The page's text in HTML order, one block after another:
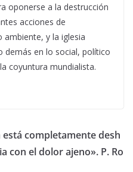
oponerse a la destrucción
acciones de
ambiente, y la iglesia
demás en lo social, político
coyuntura mundialista.
completamente desh
con el dolor ajeno». P. Ro